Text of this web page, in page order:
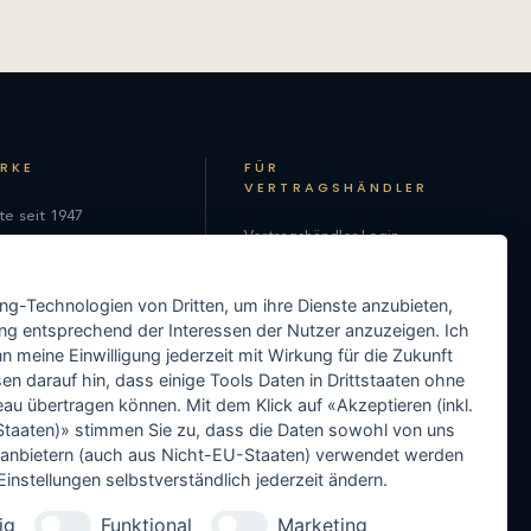
seit 1947
FÜR
VERTRAGSHÄNDLER
Vertragshändler-Login
registrieren
Media-Center
Händler in Ihrer Nähe
Technologien von Dritten, um ihre Dienste anzubieten,
entsprechend der Interessen der Nutzer anzuzeigen. Ich
meine Einwilligung jederzeit mit Wirkung für die Zukunft
darauf hin, dass einige Tools Daten in Drittstaaten ohne
übertragen können. Mit dem Klick auf «Akzeptieren (inkl.
stimmen Sie zu, dass die Daten sowohl von uns
(auch aus Nicht-EU-Staaten) verwendet werden
selbstverständlich jederzeit ändern.
Funktional Marketing